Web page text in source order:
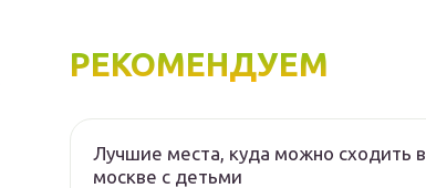
РЕКОМЕНДУЕМ
Лучшие места, куда можно сходить в
москве с детьми